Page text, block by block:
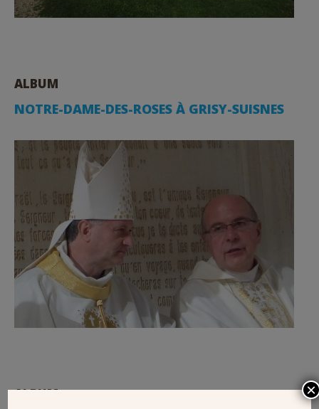
ALBUM
NOTRE-DAME-DES-ROSES À GRISY-SUISNES
ALBUM ×